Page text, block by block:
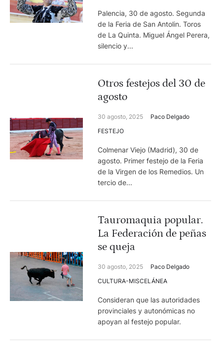
Palencia, 30 de agosto. Segunda
de la Feria de San Antolin. Toros
de La Quinta. Miguel Ángel Perera,
silencio y...
Otros festejos del 30 de
agosto
30 agosto, 2025
Paco Delgado
FESTEJO
Colmenar Viejo (Madrid), 30 de
agosto. Primer festejo de la Feria
de la Virgen de los Remedios. Un
tercio de...
Tauromaquia popular.
La Federación de peñas
se queja
30 agosto, 2025
Paco Delgado
CULTURA-MISCELÁNEA
Consideran que las autoridades
provinciales y autonómicas no
apoyan al festejo popular.